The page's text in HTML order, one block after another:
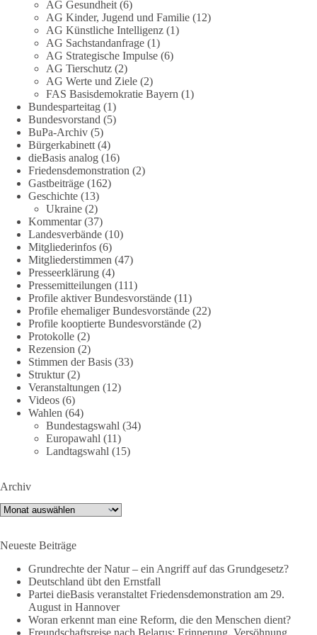
Jetzt abstimmen: Welche Rolle soll Deutschland in Sachen
Verteidung übernehmen❓
Das Bundesministerium der Verteidigung schreibt im
Strategiepapier, dass die Bundeswehr zum Schutz des Landes
und der Verbündeten abschreckungs- und verteidigungsfähig
sein muss. Die strategische Ausrichtung sieht vor, dass
Deutschland in der NATO eine Führungsrolle übernimmt, zur
stärksten konventionellen Armee Europas werden soll und
über die Verteidigungsbereitschaft hinaus aufrüstet.
Wie siehst du das? Mach jetzt bei unserer Umfrage mit und sag
uns deine Meinung:
point_righthttps://diebasis-he.de/umfrage-des-monats-august-
2026/point_left
🟩🟩🟦🟦🟥🟥🟧🟧
Quelle:#section-6092974" target="_blank"
rel="noreferrer">https://www.bmvg.de/de/grundlagendokume
nte-strategische-ausrichtung#section-6092974
#dieBasis #Umfrage
659 669
DieBasis
22 Stunden zuvor
💧 Wasser ist kein globales Experiment
Robert Habecks (Bündnis 90/Die Grünen) Lieblingsökonomin
Economic Forum (WEF). In ihrer Rede zu globalen
Ressourcen als globale Güter zu betrachten. Da es bei den
Covid-19-„Impfungen“ nicht gelungen ist, die ganze Welt
„durchzuimpfen“, kritisiert sie dies als globales Versagen und
betrachtet Wasser nun als „globales Gemeingut“.
AG Gesundheit (6)
AG Kinder, Jugend und Familie (12)
AG Künstliche Intelligenz (1)
AG Sachstandanfrage (1)
AG Strategische Impulse (6)
AG Tierschutz (2)
AG Werte und Ziele (2)
FAS Basisdemokratie Bayern (1)
Bundesparteitag (1)
Bundesvorstand (5)
BuPa-Archiv (5)
Bürgerkabinett (4)
dieBasis analog (16)
Friedensdemonstration (2)
Gastbeiträge (162)
Geschichte (13)
Ukraine (2)
Kommentar(37)
Landesverbände (10)
Mitgliederinfos (6)
Mitgliederstimmen (47)
Presseerklärung (4)
Pressemitteilungen (111)
Profile aktiver Bundesvorstände (11)
Profile ehemaliger Bundesvorstände (22)
Profile kooptierte Bundesvorstände (2)
Protokolle (2)
Rezension (2)
Stimmen der Basis (33)
Struktur(2)
Veranstaltungen (12)
Videos (6)
Wahlen (64)
Bundestagswahl (34)
Europawahl (11)
Landtagswahl (15)
Archiv
Archiv
Neueste Beiträge
Grundrechte der Natur – ein Angriff auf das Grundgesetz?
Deutschland übt den Ernstfall
Partei dieBasis veranstaltet Friedensdemonstration am 29.
August in Hannover
Woran erkennt man eine Reform, die den Menschen dient?
Freundschaftsreise nach Belarus: Erinnerung, Versöhnung